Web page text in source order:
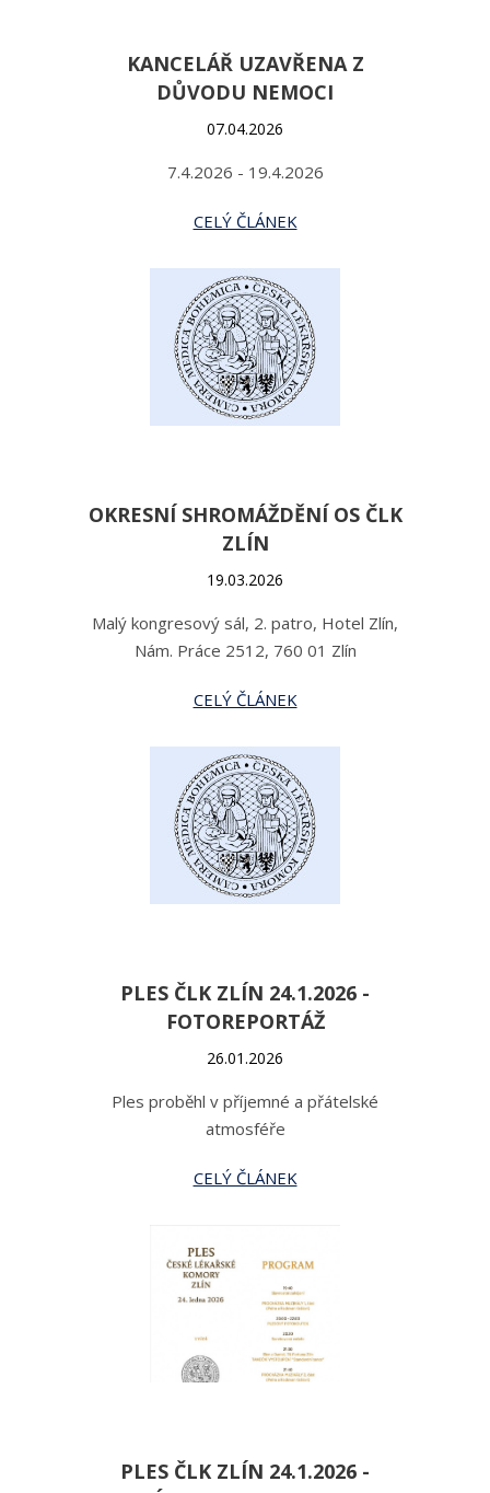
KANCELÁŘ UZAVŘENA Z
DŮVODU NEMOCI
07.04.2026
7.4.2026 - 19.4.2026
CELÝ ČLÁNEK
OKRESNÍ SHROMÁŽDĚNÍ OS ČLK
ZLÍN
19.03.2026
Malý kongresový sál, 2. patro, Hotel Zlín,
Nám. Práce 2512, 760 01 Zlín
CELÝ ČLÁNEK
PLES ČLK ZLÍN 24.1.2026 -
FOTOREPORTÁŽ
26.01.2026
Ples proběhl v příjemné a přátelské
atmosféře
CELÝ ČLÁNEK
PLES ČLK ZLÍN 24.1.2026 -